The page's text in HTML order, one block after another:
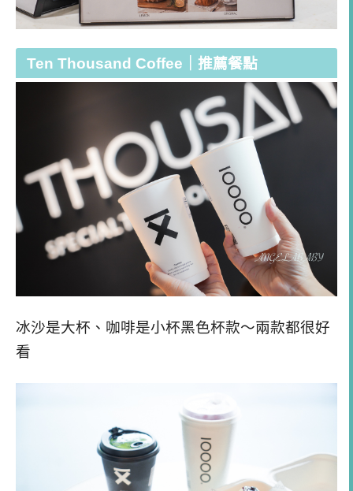
Ten Thousand Coffee｜推薦餐點
冰沙是大杯、咖啡是小杯黑色杯款～兩款都很好
看